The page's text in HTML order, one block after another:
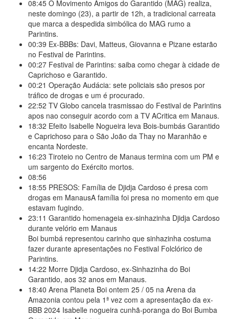
08:45 O Movimento Amigos do Garantido (MAG) realiza,
neste domingo (23), a partir de 12h, a tradicional carreata
que marca a despedida simbólica do MAG rumo a
Parintins.
00:39 Ex-BBBs: Davi, Matteus, Giovanna e Pizane estarão
no Festival de Parintins.
00:27 Festival de Parintins: saiba como chegar à cidade de
Caprichoso e Garantido.
00:21 Operação Audácia: sete policiais são presos por
tráfico de drogas e um é procurado.
22:52 TV Globo cancela trasmissao do Festival de Parintins
apos nao conseguir acordo com a TV ACritica em Manaus.
18:32 Efeito Isabelle Nogueira leva Bois-bumbás Garantido
e Caprichoso para o São João da Thay no Maranhão e
encanta Nordeste.
16:23 Tiroteio no Centro de Manaus termina com um PM e
um sargento do Exército mortos.
08:56
18:55 PRESOS: Família de Djidja Cardoso é presa com
drogas em ManausA família foi presa no momento em que
estavam fugindo.
23:11 Garantido homenageia ex-sinhazinha Djidja Cardoso
durante velório em Manaus
Boi bumbá representou carinho que sinhazinha costuma
fazer durante apresentações no Festival Folclórico de
Parintins.
14:22 Morre Djidja Cardoso, ex-Sinhazinha do Boi
Garantido, aos 32 anos em Manaus.
18:40 Arena Planeta Boi ontem 25 / 05 na Arena da
Amazonia contou pela 1ª vez com a apresentação da ex-
BBB 2024 Isabelle nogueira cunhã-poranga do Boi Bumba